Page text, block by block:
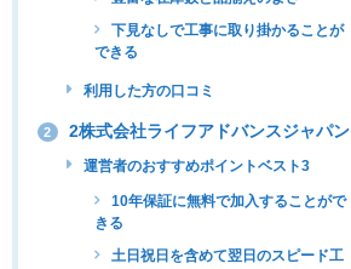
下見なしで工事に取り掛かることが
できる
利用した方の口コミ
2 2株式会社ライフアドバンスジャパン
運営者のおすすめポイントベスト3
10年保証に無料で加入することがで
きる
土日祝日を含めて翌日のスピード工